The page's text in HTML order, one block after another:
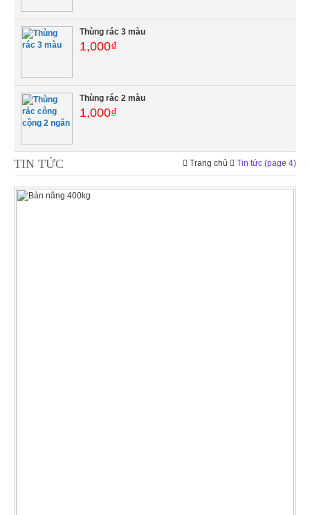
Thùng rác 3 màu
1,000₫
Thùng rác 2 màu
1,000₫
TIN TỨC Trang chủ Tin tức (page 4)